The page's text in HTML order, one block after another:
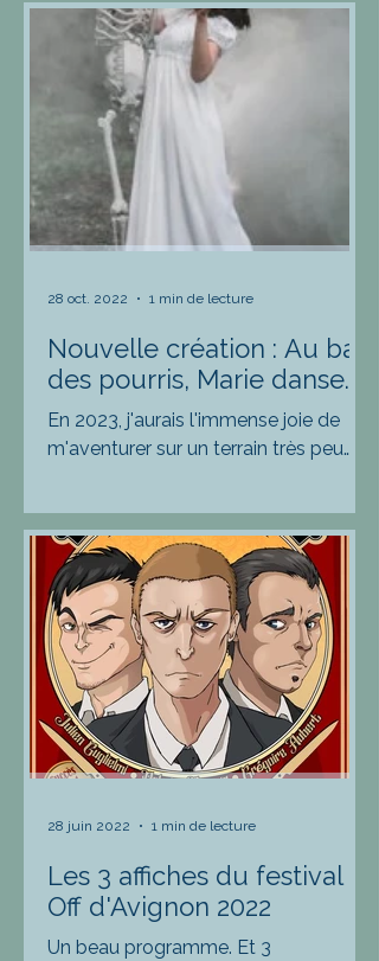
Nouvelle création : Au bal
des pourris, Marie danse...
En 2023, j'aurais l'immense joie de
m'aventurer sur un terrain très peu
28 oct. 2022 1 min de lecture
Les 3 affiches du festival
Off d'Avignon 2022
Un beau programme. Et 3
28 juin 2022 1 min de lecture